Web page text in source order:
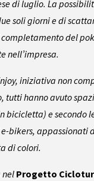
di luglio. La
soli giorni e di
del
nell’impresa.
iniziativa non
tutti hanno avuto
bicicletta) e secondo
bikers, appassionati
di colori.
nel Progetto